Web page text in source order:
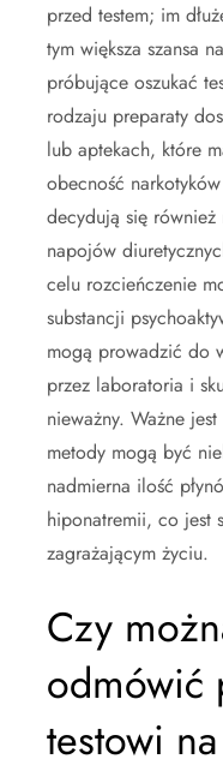
przed testem; im
tym większa szansa
próbujące oszukać
rodzaju preparaty
lub aptekach, które
obecność
decydują się
napojów
celu rozcieńczenie
substancji
mogą prowadzić do
przez laboratoria i
nieważny. Ważne
metody mogą być
nadmierna ilość
hiponatremii, co jest
zagrażającym życiu.
Czy
odmówić
testowi